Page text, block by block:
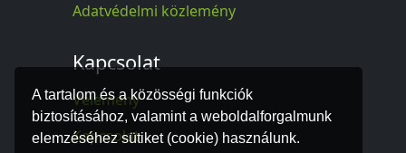
A tartalom és a közösségi funkciók
biztosításához, valamint a weboldalforgalmunk
elemzéséhez sütiket (cookie) használunk.
Adatvédelmi közlemény
Kapcsolat
Vélemény
Kapcsolat